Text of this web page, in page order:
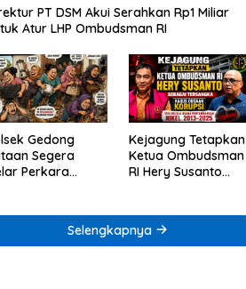
PT DSM Akui Serahkan Rp1 Miliar
Atur LHP Ombudsman RI
Gedong
Segera
Perkara
Lumbirejo
Kejagung Tetapkan
Ketua Ombudsman
RI Hery Susanto
Tata Kelola
Tambang Nikel
Selengkapnya